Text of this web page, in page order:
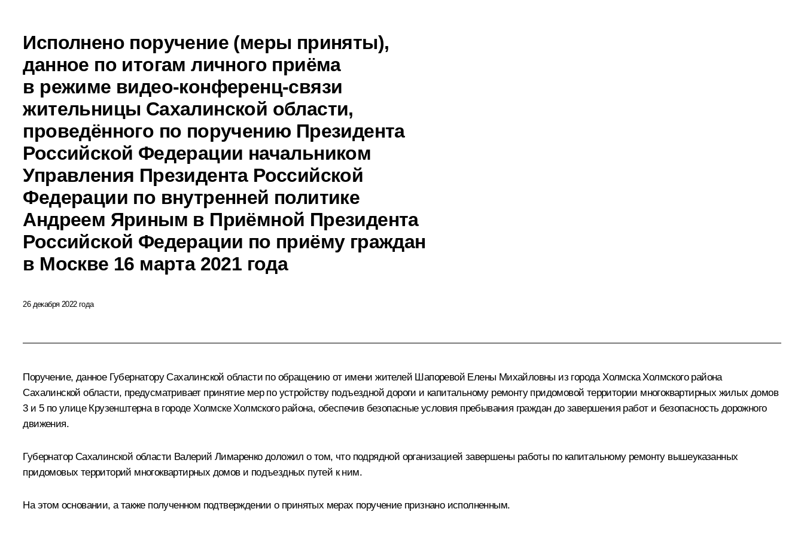
Исполнено поручение (меры приняты),
данное по итогам личного приёма
в режиме видео-конференц-связи
жительницы Сахалинской области,
проведённого по поручению Президента
Российской Федерации начальником
Управления Президента Российской
Федерации по внутренней политике
Андреем Яриным в Приёмной Президента
Российской Федерации по приёму граждан
в Москве 16 марта 2021 года
26 декабря 2022 года
Поручение, данное Губернатору Сахалинской области по обращению от имени жителей Шапоревой Елены Михайловны из города Холмска Холмского района
Сахалинской области, предусматривает принятие мер по устройству подъездной дороги и капитальному ремонту придомовой территории многоквартирных жилых домов
3 и 5 по улице Крузенштерна в городе Холмске Холмского района, обеспечив безопасные условия пребывания граждан до завершения работ и безопасность дорожного
движения.
Губернатор Сахалинской области Валерий Лимаренко доложил о том, что подрядной организацией завершены работы по капитальному ремонту вышеуказанных
придомовых территорий многоквартирных домов и подъездных путей к ним.
На этом основании, а также полученном подтверждении о принятых мерах поручение признано исполненным.